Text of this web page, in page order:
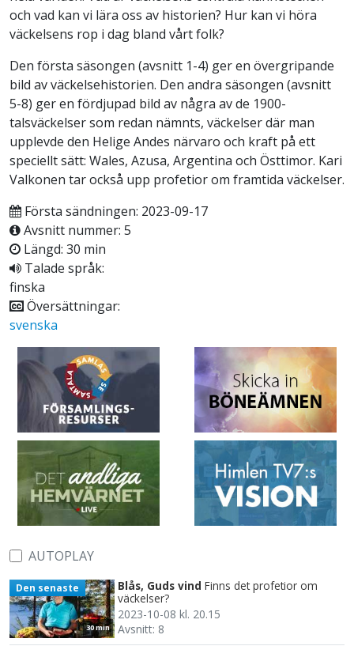
och vad kan vi lära oss av historien? Hur kan vi höra
väckelsens rop i dag bland vårt folk?
Den första säsongen (avsnitt 1-4) ger en övergripande
bild av väckelsehistorien. Den andra säsongen (avsnitt
5-8) ger en fördjupad bild av några av de 1900-
talsväckelser som redan nämnts, väckelser där man
upplevde den Helige Andes närvaro och kraft på ett
speciellt sätt: Wales, Azusa, Argentina och Östtimor. Kari
Valkonen tar också upp profetior om framtida väckelser.
Första sändningen: 2023-09-17
Avsnitt nummer: 5
Längd: 30 min
Talade språk:
finska
Översättningar:
svenska
AUTOPLAY
30 min
Den senaste Blås, Guds vind Finns det profetior om
väckelser?
2023-10-08 kl. 20.15
Avsnitt: 8